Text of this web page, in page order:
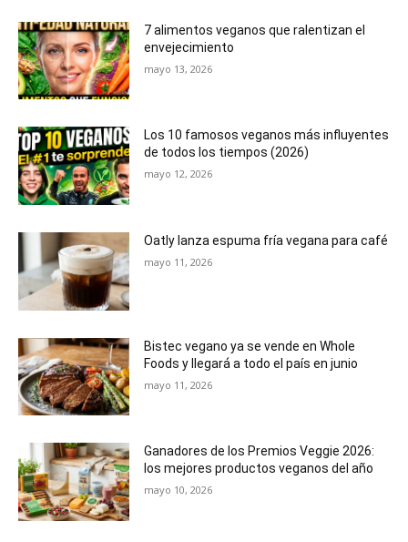
7 alimentos veganos que ralentizan el
envejecimiento
mayo 13, 2026
Los 10 famosos veganos más influyentes
de todos los tiempos (2026)
mayo 12, 2026
Oatly lanza espuma fría vegana para café
mayo 11, 2026
Bistec vegano ya se vende en Whole
Foods y llegará a todo el país en junio
mayo 11, 2026
Ganadores de los Premios Veggie 2026:
los mejores productos veganos del año
mayo 10, 2026